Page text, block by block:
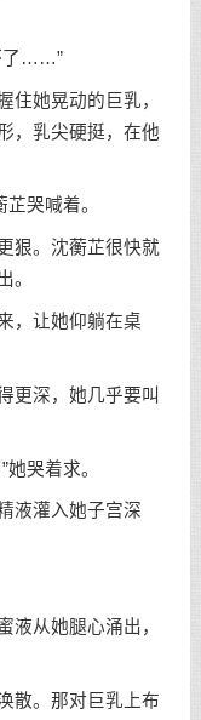
……”
她晃动的巨乳，
，乳尖硬挺，在他
喊着。
。沈蘅芷很快就
。
让她仰躺在桌
深，她几乎要叫
着求。
灌入她子宫深
从她腿心涌出，
。那对巨乳上布